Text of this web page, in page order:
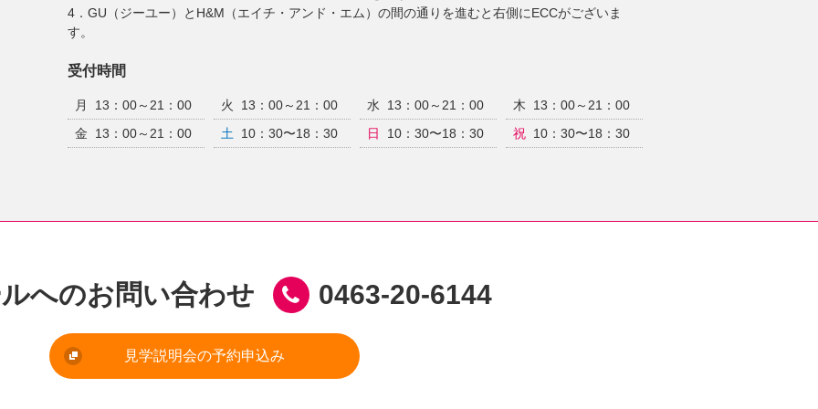
4．GU（ジーユー）とH&M（エイチ・アンド・エム）の間の通りを進むと右側にECCがございま
す。
受付時間
月 13：00～21：00 火 13：00～21：00 水 13：00～21：00 木
13：00～21：00
金
13：00～21：00 土 10：30〜18：30 日 10：30〜18：30 祝 10：30〜18：30
へのお問い合わせ 0463-20-6144
見学説明会の予約申込み